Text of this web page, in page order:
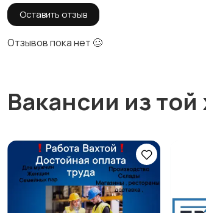
Оставить отзыв
Отзывов пока нет 🥴
Вакансии из